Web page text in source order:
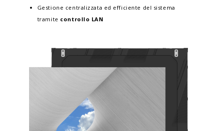
Gestione centralizzata ed efficiente del sistema
tramite controllo LAN